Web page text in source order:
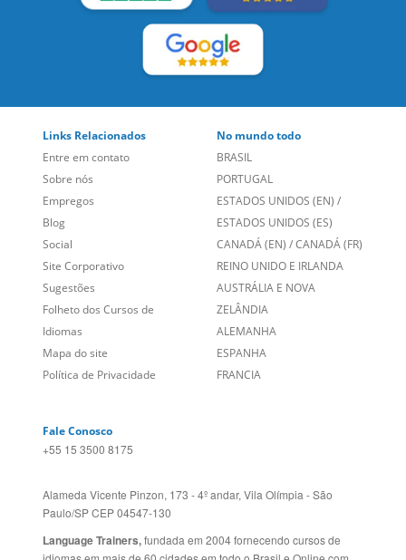
Links Relacionados
Entre em contato
Sobre nós
Empregos
Blog
Social
Site Corporativo
Sugestões
Folheto dos Cursos de
Idiomas
Mapa do site
Política de Privacidade
No mundo todo
BRASIL
PORTUGAL
ESTADOS UNIDOS (EN) /
ESTADOS UNIDOS (ES)
CANADÁ (EN) /CANADÁ (FR)
REINO UNIDO E IRLANDA
AUSTRÁLIA E NOVA
ZELÂNDIA
ALEMANHA
ESPANHA
FRANCIA
Fale Conosco
+55 15 3500 8175
Alameda Vicente Pinzon, 173 - 4º andar, Vila Olímpia - São
Paulo/SP CEP 04547-130
Language Trainers,fundada em 2004 fornecendo cursos de